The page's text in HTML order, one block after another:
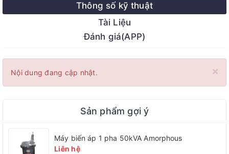
Thông số kỹ thuật
Tài Liệu
Đánh giá(APP)
×
Nội dung đang cập nhật.
Sản phẩm gợi ý
Máy biến áp 1 pha 50kVA Amorphous
Liên hệ